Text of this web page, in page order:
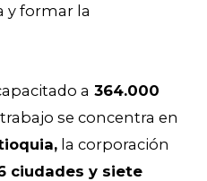
y formar la
a 364.000
se concentra en
la corporación
ciudades y siete